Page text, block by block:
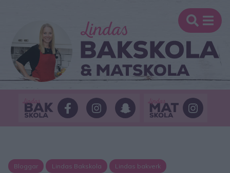
Bloggar Lindas Bakskola Lindas bakverk